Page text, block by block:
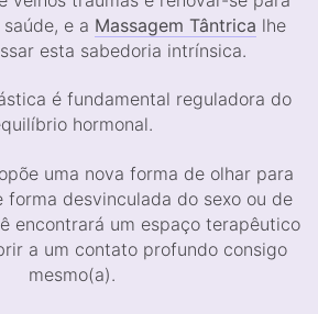
e a Massagem Tântrica lhe
esta sabedoria intrínsica.
é fundamental reguladora do
hormonal.
uma nova forma de olhar para
forma desvinculada do sexo ou de
encontrará um espaço terapêutico
a um contato profundo consigo
mesmo(a).